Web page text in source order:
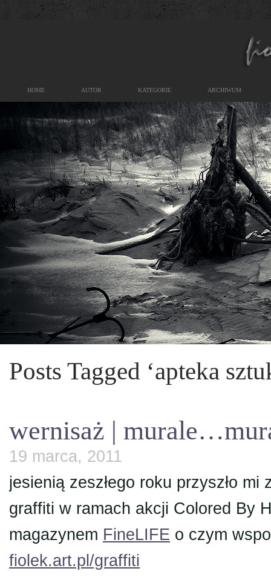
HOME AUTOR KATEGORIE ARCHIWUM
Posts Tagged ‘apteka
wernisaż |
19 marca, 2011
jesienią zeszłego roku przyszło
graffiti w ramach akcji Colored By
magazynem FineLIFE o czym
fiolek.art.pl/graffiti